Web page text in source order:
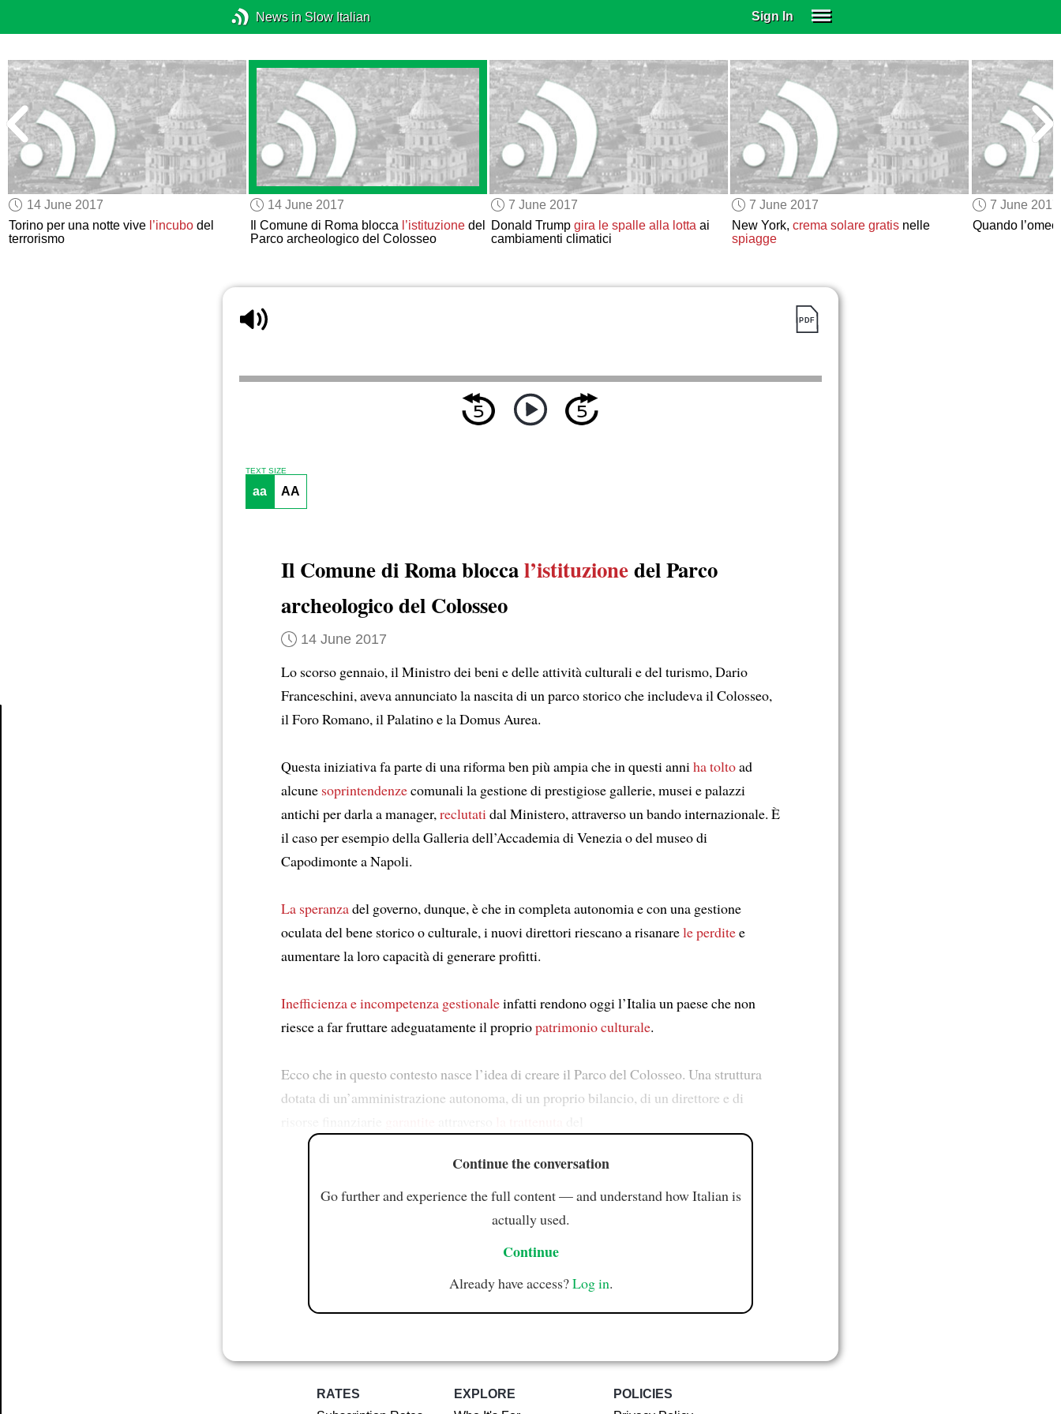
News in Slow Italian Sign In
SUBSCRIBE
EDUCATIONAL LICENSES
GIFT CARDS
OTHER LANGUAGES
ABOUT US
ALEXA
ADJUST COLORS
14 June 2017
Torino per una notte vive l’incubo del
terrorismo
14 June 2017
Il Comune di Roma blocca l’istituzionedel
Parco archeologico del Colosseo
7 June 2017
Donald Trump gira le spalle alla lottaai
cambiamenti climatici
7 June 2017
New York, crema solare gratisnelle
spiagge
7 June 2017
Quando
TEXT SIZE
aa AA
Il Comune di Roma bloccal’istituzionedel Parco
archeologico del Colosseo
14 June 2017
Lo scorso gennaio, il Ministro dei beni e delle attività culturali e del turismo, Dario
Franceschini, aveva annunciato la nascita di un parco storico che includeva il Colosseo,
il Foro Romano, il Palatino e la Domus Aurea.
Questa iniziativa fa parte di una riforma ben più ampia che in questi anni ha toltoad
alcune soprintendenzecomunali la gestione di prestigiose gallerie, musei e palazzi
antichi per darla a manager, reclutati dal Ministero, attraverso un bando internazionale. È
il caso per esempio della Galleria dell’Accademia di Venezia o del museo di
Capodimonte a Napoli.
La speranzadel governo, dunque, è che in completa autonomia e con una gestione
oculata del bene storico o culturale, i nuovi direttori riescano a risanarele perditee
aumentare la loro capacità di generare profitti.
Inefficienza e incompetenza gestionaleinfatti rendono oggi l’Italia un paese che non
riesce a far fruttare adeguatamente il propriopatrimonio culturale.
Ecco che in questo contesto nasce l’idea di creare il Parco del Colosseo. Una struttura
dotata di un’amministrazione autonoma, di un proprio bilancio, di un direttore e di
Continue the conversation
Go further and experience the full content — and understand how Italian is
actually used.
Continue
Already have access?Log in.
RATES
EXPLORE
POLICIES